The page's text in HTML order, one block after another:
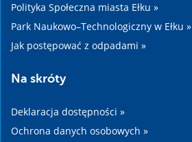
Polityka Społeczna miasta Ełku »
Park Naukowo–Technologiczny w Ełku »
Jak postępować z odpadami »
Na skróty
Deklaracja dostępności »
Ochrona danych osobowych »